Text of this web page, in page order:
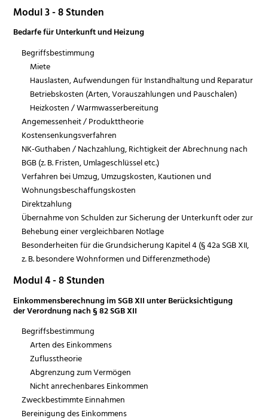
Modul 3 - 8 Stunden
Bedarfe für Unterkunft und Heizung
Begriffsbestimmung
Miete
Hauslasten, Aufwendungen für Instandhaltung und Reparatur
Betriebskosten (Arten, Vorauszahlungen und Pauschalen)
Heizkosten / Warmwasserbereitung
Angemessenheit / Produkttheorie
Kostensenkungsverfahren
NK-Guthaben / Nachzahlung, Richtigkeit der Abrechnung nach
BGB (z. B. Fristen, Umlageschlüssel etc.)
Verfahren bei Umzug, Umzugskosten, Kautionen und
Wohnungsbeschaffungskosten
Direktzahlung
Übernahme von Schulden zur Sicherung der Unterkunft oder zur
Behebung einer vergleichbaren Notlage
Besonderheiten für die Grundsicherung Kapitel 4 (§ 42a SGB XII,
z. B. besondere Wohnformen und Differenzmethode)
Modul 4 - 8 Stunden
Einkommensberechnung im SGB XII unter Berücksichtigung
der Verordnung nach § 82 SGB XII
Begriffsbestimmung
Arten des Einkommens
Zuflusstheorie
Abgrenzung zum Vermögen
Nicht anrechenbares Einkommen
Zweckbestimmte Einnahmen
Bereinigung des Einkommens